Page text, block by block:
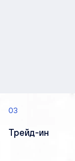
03
Трейд-ин